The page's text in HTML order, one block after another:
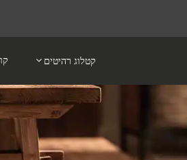
קטלוג רהיטים